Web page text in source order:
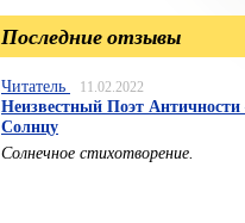
Последние отзывы
Читатель 11.02.2022
Неизвестный Поэт
Солнцу
Солнечное стихотворение.